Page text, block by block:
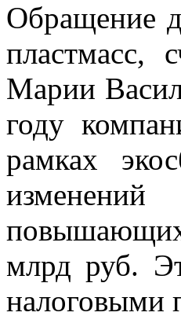
Обращение
пластмасс,
Марии
году
рамках
повышающих
млрд руб.
налоговыми